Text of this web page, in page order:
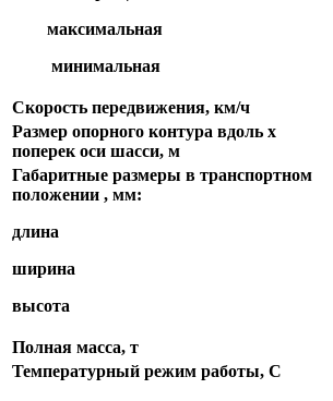
максимальная
минимальная
Скорость передвижения, км/ч
Размер опорного контура вдоль х
поперек оси шасси, м
Габаритные размеры в транспортном
положении , мм:
длина
ширина
высота
Полная масса, т
Температурный режим работы, С